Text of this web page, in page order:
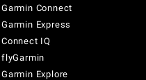
Garmin Connect
Garmin Express
Connect IQ
flyGarmin
Garmin Explore